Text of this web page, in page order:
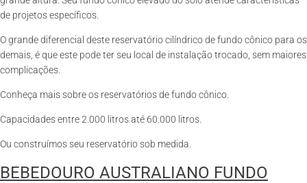
de projetos específicos.
O grande diferencial deste reservatório cilíndrico de fundo cônico para os
demais, é que este pode ter seu local de instalação trocado, sem maiores
complicações.
Conheça mais sobre os reservatórios de fundo cônico.
Capacidades entre 2.000 litros até 60.000 litros.
Ou construímos seu reservatório sob medida.
BEBEDOURO AUSTRALIANO FUNDO